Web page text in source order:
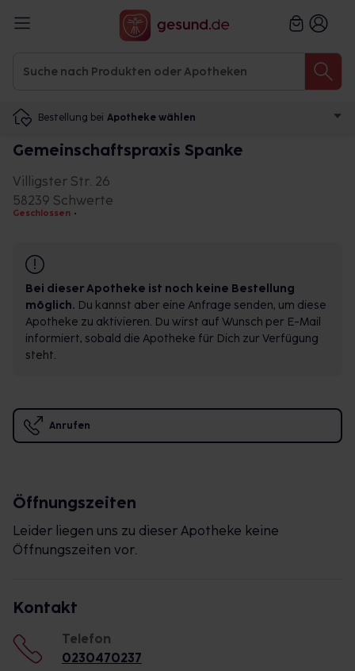
Bestellung bei Apotheke wählen
Gemeinschaftspraxis Spanke
Villigster Str. 26
58239 Schwerte
Geschlossen •
Bei dieser Apotheke ist noch keine Bestellung
möglich. Du kannst aber eine Anfrage senden, um diese
Apotheke zu aktivieren. Du wirst auf Wunsch per E-Mail
informiert, sobald die Apotheke für Dich zur Verfügung
steht.
Anrufen
Öffnungszeiten
Leider liegen uns zu dieser Apotheke keine
Öffnungszeiten vor.
Kontakt
Telefon
0230470237